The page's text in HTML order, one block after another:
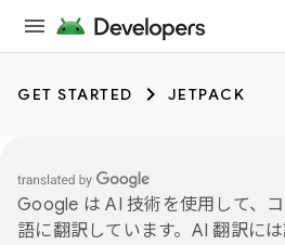
GET STARTED JETPACK
Google は AI 技術を使用して、
語に翻訳しています。AI 翻訳に